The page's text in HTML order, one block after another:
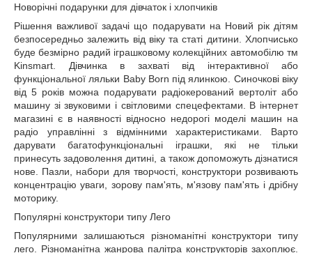
Новорічні подарунки для дівчаток і хлопчиків
Рішення важливої задачі що подарувати на Новий рік дітям
безпосередньо залежить від віку та статі дитини. Хлопчисько
буде безмірно радий іграшковому колекційних автомобілю тм
Kinsmart . Дівчинка в захваті від інтерактивної або
функціональної ляльки Baby Born під ялинкою. Синочкові віку
від 5 років можна подарувати радіокерований вертоліт або
машину зі звуковими і світловими спецефектами. В інтернет
магазині є в наявності відносно недорогі моделі машин на
радіо управлінні з відмінними характеристиками. Варто
дарувати багатофункціональні іграшки, які не тільки
принесуть задоволення дитині, а також допоможуть дізнатися
нове. Пазли, набори для творчості, конструктори розвивають
концентрацію уваги, зорову пам'ять, м'язову пам'ять і дрібну
моторику.
Популярні конструктори типу Лего
Популярними залишаються різноманітні конструктори типу
лего. Різноманітна жанрова палітра конструкторів захоплює.